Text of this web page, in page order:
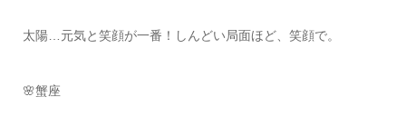
太陽…元気と笑顔が一番！しんどい局面ほど、笑顔で。
🌸蟹座